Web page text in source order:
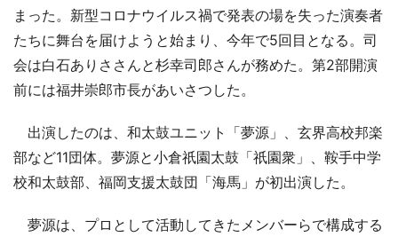
まった。新型コロナウイルス禍で発表の場を失った演奏者
たちに舞台を届けようと始まり、今年で5回目となる。司
会は白石ありささんと杉幸司郎さんが務めた。第2部開演
前には福井崇郎市長があいさつした。
出演したのは、和太鼓ユニット「夢源」、玄界高校邦楽
部など11団体。夢源と小倉祇園太鼓「祇園衆」、鞍手中学
校和太鼓部、福岡支援太鼓団「海馬」が初出演した。
夢源は、プロとして活動してきたメンバーらで構成する